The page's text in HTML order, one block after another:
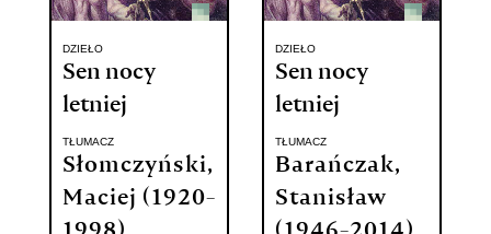
DZIEŁO
Sen nocy
letniej
TŁUMACZ
Słomczyński,
Maciej (1920-
DZIEŁO
Sen nocy
letniej
TŁUMACZ
Barańczak,
Stanisław